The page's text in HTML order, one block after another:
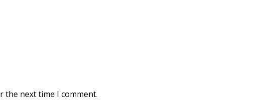
the next time I comment.